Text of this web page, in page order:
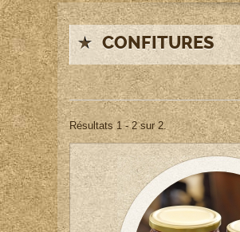
CONFITURES
Résultats 1 - 2 sur 2.